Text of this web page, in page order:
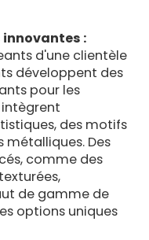
:
d'une clientèle
développent des
pour les
intègrent
des motifs
Des
comme des
de gamme de
options uniques